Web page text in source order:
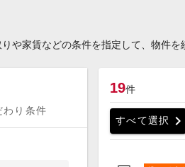
や家賃などの条件を指定して、物件を
わり条件
19件
すべて選択 chevron_right